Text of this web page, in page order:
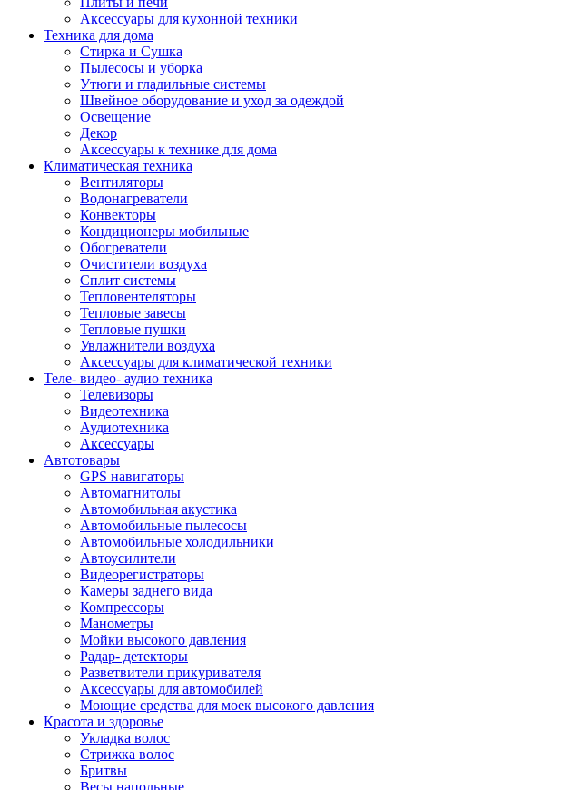
Аксессуары для кухонной техники
Техника для дома
Стирка и Сушка
Пылесосы и уборка
Утюги и гладильные системы
Швейное оборудование и уход за одеждой
Освещение
Декор
Аксессуары к технике для дома
Климатическая техника
Вентиляторы
Водонагреватели
Конвекторы
Кондиционеры мобильные
Обогреватели
Очистители воздуха
Сплит системы
Тепловентеляторы
Тепловые завесы
Тепловые пушки
Увлажнители воздуха
Аксессуары для климатической техники
Теле- видео- аудио техника
Телевизоры
Видеотехника
Аудиотехника
Аксессуары
Автотовары
GPS навигаторы
Автомагнитолы
Автомобильная акустика
Автомобильные пылесосы
Автомобильные холодильники
Автоусилители
Видеорегистраторы
Камеры заднего вида
Компрессоры
Манометры
Мойки высокого давления
Радар- детекторы
Разветвители прикуривателя
Аксессуары для автомобилей
Моющие средства для моек высокого давления
Красота и здоровье
Укладка волос
Стрижка волос
Бритвы
Весы напольные